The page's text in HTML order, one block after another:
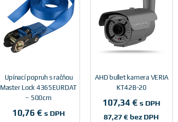
Upínací popruh s račňou
Master Lock 4365EURDAT
– 500cm
10,76 € s DPH
AHD bullet kamera VERIA
KT42B-20
107,34 € s DPH
87,27€ bez DPH